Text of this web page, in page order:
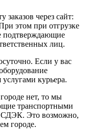
заказов через сайт:
этом при отгрузке
подтверждающие
лиц.
Если у вас
услугами курьера.
нет, то мы
транспортными
СДЭК. Это возможно,
городе.